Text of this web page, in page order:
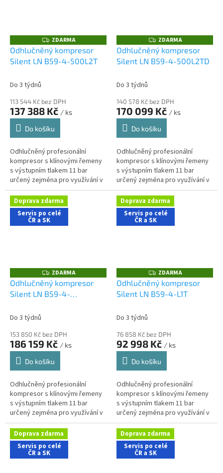
Z
D
A
R
ZDARMA
Odhlučněný kompresor
Silent LN B59-4-500L2T
Do 3 týdnů
113 544 Kč bez DPH
137 388 Kč / ks
Do košíku
Odhlučněný profesionální
kompresor s klínovými řemeny
s výstupním tlakem 11 bar
určený zejména pro využívání v
řemeslnických aplikacích s
nároky na nízkou hlučnost
stroje....
Z
D
A
R
ZDARMA
Odhlučněný kompresor
Silent LN B59-4-500L2TD
Do 3 týdnů
140 578 Kč bez DPH
170 099 Kč / ks
Do košíku
Odhlučněný profesionální
kompresor s klínovými řemeny
s výstupním tlakem 11 bar
určený zejména pro využívání v
aplikacích s nároky na nízkou
hlučnost stroje. Kompletní
sestava...
Doprava zdarma
Servis po celé
ČR a SK
Z
D
A
R
ZDARMA
Odhlučněný kompresor
Silent LN B59-4-
Do 3 týdnů
153 850 Kč bez DPH
186 159 Kč / ks
Do košíku
Odhlučněný profesionální
kompresor s klínovými řemeny
s výstupním tlakem 11 bar
určený zejména pro využívání v
aplikacích s nároky na nízkou
hlučnost stroje. Kompletní
sestava...
Doprava zdarma
Servis po celé
ČR a SK
Z
D
A
R
ZDARMA
Odhlučněný kompresor
Silent LN B59-4-L1T
Do 3 týdnů
76 858 Kč bez DPH
92 998 Kč / ks
Do košíku
Odhlučněný profesionální
kompresor s klínovými řemeny
s výstupním tlakem 11 bar
určený zejména pro využívání v
řemeslnických aplikacích s
nároky na nízkou hlučnost
stroje....
Doprava zdarma
Servis po celé
ČR a SK
Doprava zdarma
Servis po celé
ČR a SK